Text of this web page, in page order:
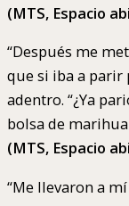
(MTS, Espacio
“Después me
que si iba a parir
adentro. “¿Ya
bolsa de
(MTS, Espacio
“Me llevaron a